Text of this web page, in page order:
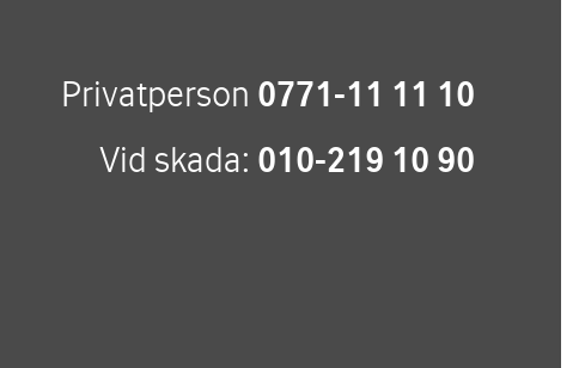
Privatperson 0771-11 11 10
Vid skada: 010-219 10 90